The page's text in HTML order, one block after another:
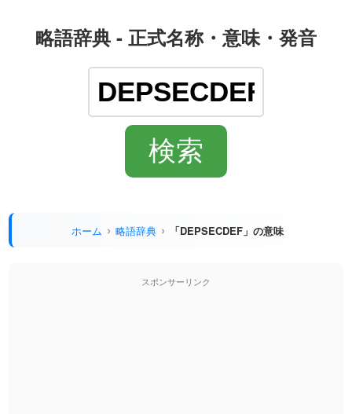
略語辞典 - 正式名称・意味・発音
ホーム 略語辞典 「DEPSECDEF」の意味
スポンサーリンク